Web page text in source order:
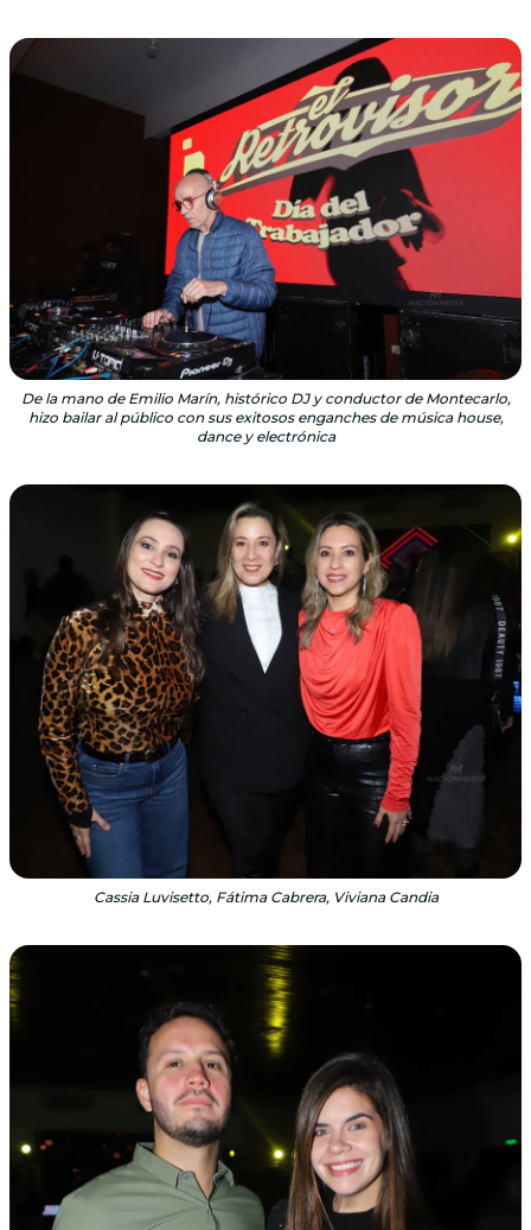
De la mano de Emilio Marín, histórico DJ y conductor de Montecarlo,
hizo bailar al público con sus exitosos engan­ches de música house,
dance y electrónica
Cassia Luvisetto, Fátima Cabrera, Viviana Candia